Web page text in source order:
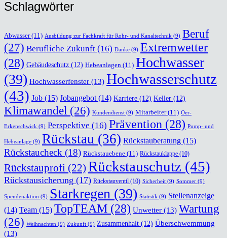
Schlag­wör­ter
Abwasser(11) Ausbildung zur Fachkraft für Rohr- und Kanaltechnik (9) Beruf
(27) Berufliche Zukunft (16) Danke (9) Extremwetter
(28) Gebäudeschutz (12) Hebeanlagen (11) Hochwasser
(39) Hochwasserfenster (13) Hochwasserschutz
(43) Job (15) Jobangebot (14) Karriere (12) Keller (12)
Klimawandel (26) Kundendienst (9) Mitarbeiter(11) Oer-
Erkenschwick (9) Perspektive (16) Prävention (28) Pump- und
Hebeanlage (9) Rückstau (36) Rückstauberatung (15)
Rückstaucheck (18) Rückstauebene (11) Rückstauklappe (10)
Rückstauprofi (22) Rückstauschutz (45)
Rückstausicherung (17) Rückstauventil (10) Sicherheit (9) Sommer (9)
Spendenaktion (9) Starkregen (39) Statistik (9) Stellenanzeige
(14) Team (15) TopTEAM (28) Unwetter (13) Wartung
(26) Weihnachten (9) Zukunft (9) Zusammenhalt (12) Überschwemmung
(13)